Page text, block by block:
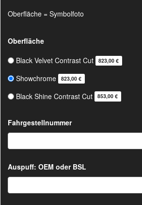
Oberfläche = Symbolfoto
Oberfläche
Black Velvet Contrast Cut
823,00 €
Showchrome 823,00 €
Black Shine Contrast Cut 853,00 €
Fahrgestellnummer
Auspuff: OEM oder BSL